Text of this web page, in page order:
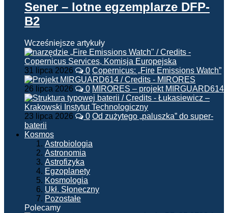
Sener – lotne egzemplarze DFP-
B2
Wcześniejsze artykuły
31 lipca 2026 0 Copernicus: „Fire Emissions Watch”
26 lipca 2026 0 MIRORES – projekt MIRGUARD614
23 lipca 2026 0 Od zużytego „paluszka” do super-
baterii
Kosmos
Astrobiologia
Astronomia
Astrofizyka
Egzoplanety
Kosmologia
Ukł. Słoneczny
Pozostałe
Polecamy